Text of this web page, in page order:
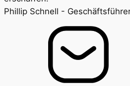
Phillip Schnell -